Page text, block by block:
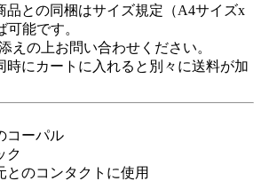
品との同梱はサイズ規定（A4サイズx
可能です。
えの上お問い合わせください。
時にカートに入れると別々に送料が加
コーパル
ク
とのコンタクトに使用